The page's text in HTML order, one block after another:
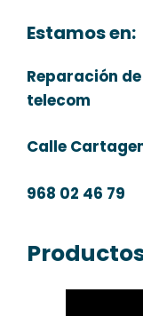
Estamos en:
Reparación
telecom
Calle
968 02 46 79